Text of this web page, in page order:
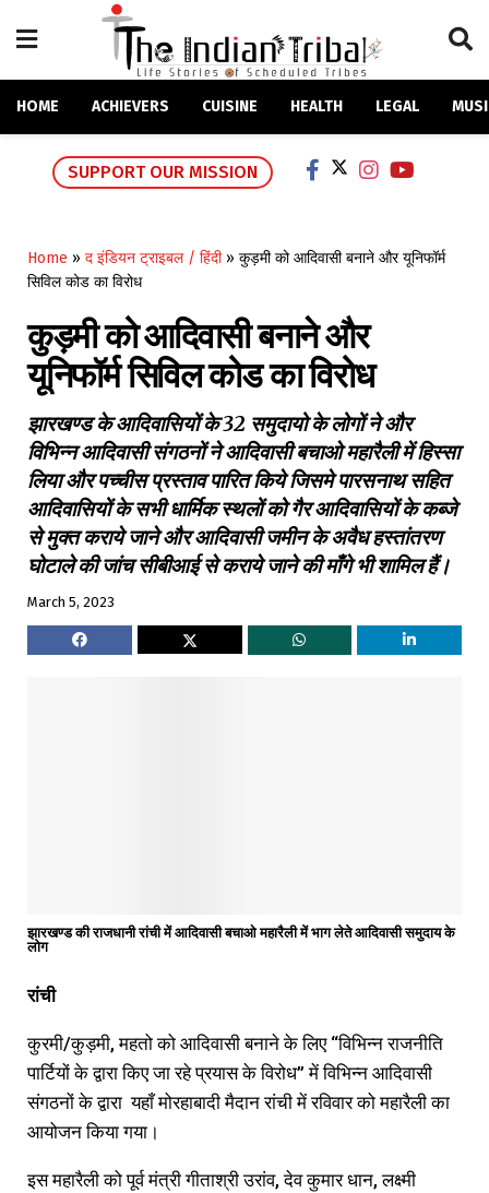
HOME ACHIEVERS CUISINE HEALTH LEGAL
SUPPORT OUR MISSION
Home » द इंडियन ट्राइबल / हिंदी» कुड़मी को आदिवासी बनाने और यूनिफॉर्म
सिविल कोड का विरोध
कुड़मी को आदिवासी बनाने और
यूनिफॉर्म सिविल कोड का विरोध
झारखण्ड के आदिवासियों के 32 समुदायो के लोगों ने और
विभिन्न आदिवासी संगठनों ने आदिवासी बचाओ महारैली में हिस्सा
लिया और पच्चीस प्रस्ताव पारित किये जिसमे पारसनाथ सहित
आदिवासियों के सभी धार्मिक स्थलों को गैर आदिवासियों के कब्जे
से मुक्त कराये जाने और आदिवासी जमीन के अवैध हस्तांतरण
घोटाले की जांच सीबीआई से कराये जाने की माँगे भी शामिल हैं।
March 5, 2023
झारखण्ड की राजधानी रांची में आदिवासी बचाओ महारैली में भाग लेते आदिवासी समुदाय के
लोग
रांची
कुरमी/कुड़मी, महतो को आदिवासी बनाने के लिए “विभिन्न राजनीति
पार्टियों के द्वारा किए जा रहे प्रयास के विरोध” में विभिन्न आदिवासी
संगठनों के द्वारा यहाँ मोरहाबादी मैदान रांची में रविवार को महारैली का
आयोजन किया गया।
इस महारैली को पूर्व मंत्री गीताश्री उरांव, देव कुमार धान, लक्ष्मी